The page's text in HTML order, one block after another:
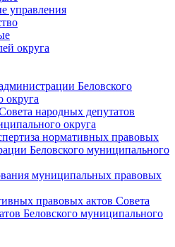
управления
округа
Беловского
округа
народных депутатов
округа
нормативных правовых
Беловского муниципального
муниципальных правовых
правовых актов Совета
Беловского муниципального